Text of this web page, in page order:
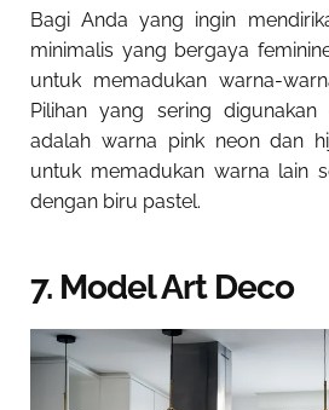
Bagi Anda yang ingin
minimalis yang bergaya
untuk memadukan warna-
Pilihan yang sering
adalah warna pink neon dan
untuk memadukan warna lain
dengan biru pastel.
7. Model Art Deco